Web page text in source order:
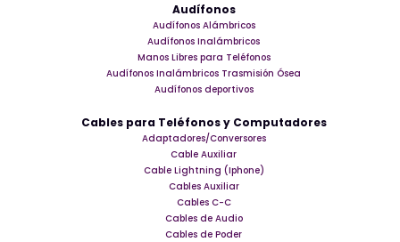
Audífonos
Audífonos Alámbricos
Audífonos Inalámbricos
Manos Libres para Teléfonos
Audífonos Inalámbricos Trasmisión Ósea
Audífonos deportivos
Cables para Teléfonos y Computadores
Adaptadores/Conversores
Cable Auxiliar
Cable Lightning (Iphone)
Cables Auxiliar
Cables C-C
Cables de Audio
Cables de Poder